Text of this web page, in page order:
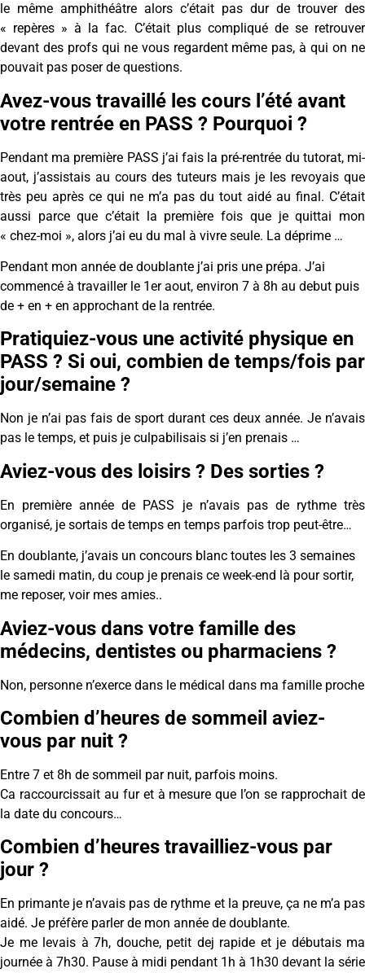
le même amphithéâtre alors c’était pas dur de trouver des
« repères » à la fac. C’était plus compliqué de se retrouver
devant des profs qui ne vous regardent même pas, à qui on ne
pouvait pas poser de questions.
Avez-vous travaillé les cours l’été avant
votre rentrée en PASS ? Pourquoi ?
Pendant ma première PASS j’ai fais la pré-rentrée du tutorat, mi-
aout, j’assistais au cours des tuteurs mais je les revoyais que
très peu après ce qui ne m’a pas du tout aidé au final. C’était
aussi parce que c’était la première fois que je quittai mon
« chez-moi », alors j’ai eu du mal à vivre seule. La déprime …
Pendant mon année de doublante j’ai pris une prépa. J’ai
commencé à travailler le 1er aout, environ 7 à 8h au debut puis
de + en + en approchant de la rentrée.
Pratiquiez-vous une activité physique en
PASS ? Si oui, combien de temps/fois par
jour/semaine ?
Non je n’ai pas fais de sport durant ces deux année. Je n’avais
pas le temps, et puis je culpabilisais si j’en prenais …
Aviez-vous des loisirs ? Des sorties ?
En première année de PASS je n’avais pas de rythme très
organisé, je sortais de temps en temps parfois trop peut-être…
En doublante, j’avais un concours blanc toutes les 3 semaines
le samedi matin, du coup je prenais ce week-end là pour sortir,
me reposer, voir mes amies..
Aviez-vous dans votre famille des
médecins, dentistes ou pharmaciens ?
Non, personne n’exerce dans le médical dans ma famille proche
Combien d’heures de sommeil aviez-
vous par nuit ?
Entre 7 et 8h de sommeil par nuit, parfois moins.
Ca raccourcissait au fur et à mesure que l’on se rapprochait de
la date du concours…
Combien d’heures travailliez-vous par
jour ?
En primante je n’avais pas de rythme et la preuve, ça ne m’a pas
aidé. Je préfère parler de mon année de doublante.
Je me levais à 7h, douche, petit dej rapide et je débutais ma
journée à 7h30. Pause à midi pendant 1h à 1h30 devant la série